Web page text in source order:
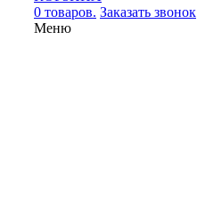
0 товаров. Заказать звонок
Меню